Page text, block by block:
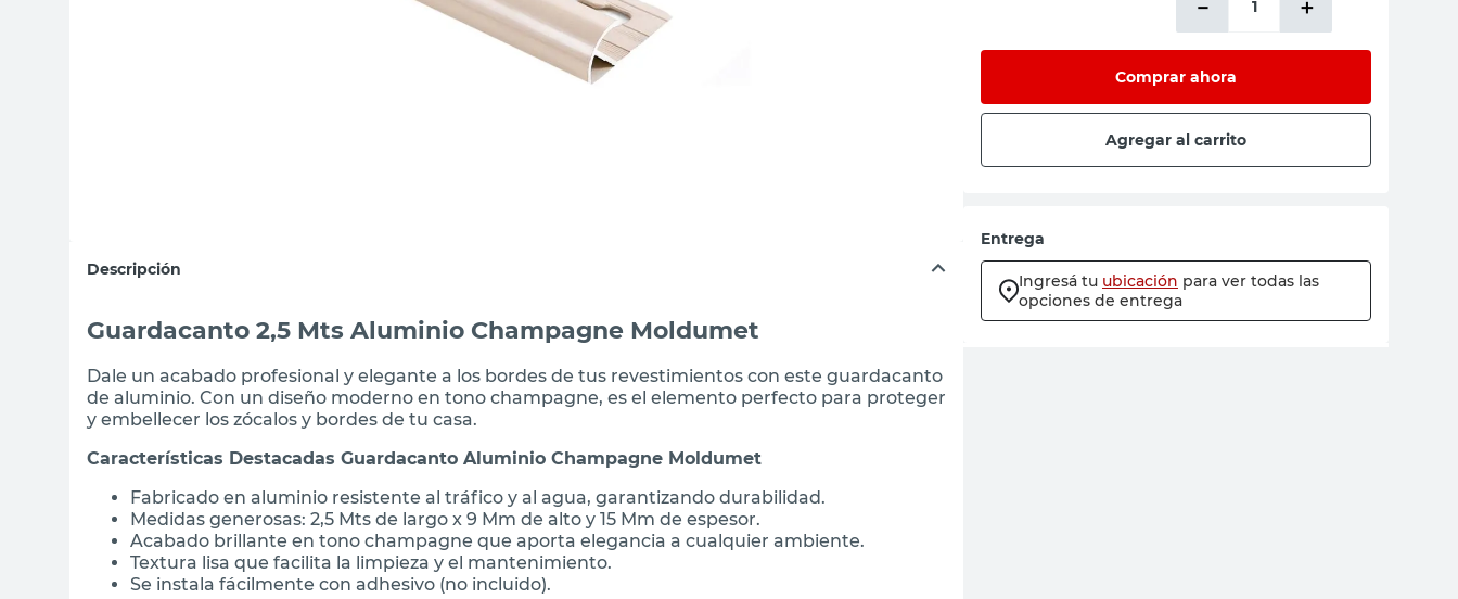
Descripción
Guardacanto 2,5 Mts Aluminio Champagne Moldumet
Dale un acabado profesional y elegante a los bordes de tus revestimientos con este guardacanto
de aluminio. Con un diseño moderno en tono champagne, es el elemento perfecto para proteger
y embellecer los zócalos y bordes de tu casa.
Características Destacadas Guardacanto Aluminio Champagne Moldumet
Fabricado en aluminio resistente al tráfico y al agua, garantizando durabilidad.
Medidas generosas: 2,5 Mts de largo x 9 Mm de alto y 15 Mm de espesor.
Acabado brillante en tono champagne que aporta elegancia a cualquier ambiente.
Textura lisa que facilita la limpieza y el mantenimiento.
Se instala fácilmente con adhesivo (no incluido).
＋
－
Comprar ahora
Agregar al carrito
Entrega
Ingresá tu ubicación para ver todas las
opciones de entrega